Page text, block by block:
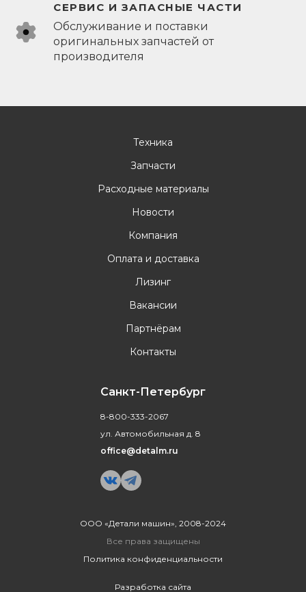
СЕРВИС И ЗАПАСНЫЕ ЧАСТИ
Обслуживание и поставки
оригинальных запчастей от
производителя
ООО «Детали машин», 2008-2024
Все права защищены
Политика конфиденциальности
Разработка сайта
Техника
Запчасти
Расходные материалы
Новости
Компания
Оплата и доставка
Лизинг
Вакансии
Партнёрам
Контакты
Санкт-Петербург
8-800-333-2067
ул. Автомобильная д. 8
office@detalm.ru